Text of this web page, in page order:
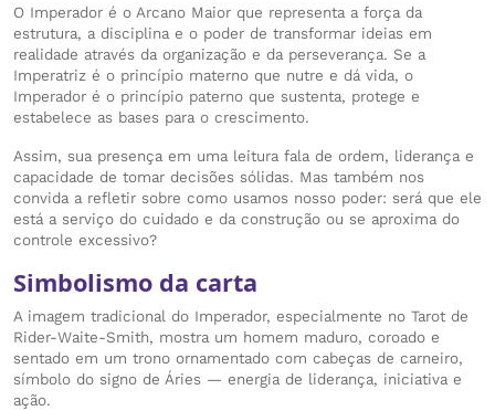
O Imperador é o Arcano Maior que representa a força da
estrutura, a disciplina e o poder de transformar ideias em
realidade através da organização e da perseverança. Se a
Imperatriz é o princípio materno que nutre e dá vida, o
Imperador é o princípio paterno que sustenta, protege e
estabelece as bases para o crescimento.
Assim, sua presença em uma leitura fala de ordem, liderança e
capacidade de tomar decisões sólidas. Mas também nos
convida a refletir sobre como usamos nosso poder: será que ele
está a serviço do cuidado e da construção ou se aproxima do
controle excessivo?
Simbolismo da carta
A imagem tradicional do Imperador, especialmente no Tarot de
Rider-Waite-Smith, mostra um homem maduro, coroado e
sentado em um trono ornamentado com cabeças de carneiro,
símbolo do signo de Áries — energia de liderança, iniciativa e
ação.